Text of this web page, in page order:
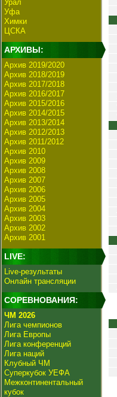
Урал
Уфа
Химки
ЦСКА
АРХИВЫ:
Архив 2019/2020
Архив 2018/2019
Архив 2017/2018
Архив 2016/2017
Архив 2015/2016
Архив 2014/2015
Архив 2013/2014
Архив 2012/2013
Архив 2011/2012
Архив 2010
Архив 2009
Архив 2008
Архив 2007
Архив 2006
Архив 2005
Архив 2004
Архив 2003
Архив 2002
Архив 2001
LIVE:
Live-результаты
Онлайн трансляции
СОРЕВНОВАНИЯ:
ЧМ 2026
Лига чемпионов
Лига Европы
Лига конференций
Лига наций
Клубный ЧМ
Суперкубок УЕФА
Межконтинентальный
кубок